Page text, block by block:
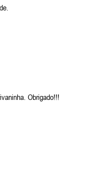
Obrigado!!!